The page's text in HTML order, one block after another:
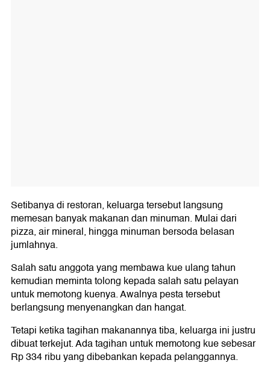
Setibanya di restoran, keluarga tersebut langsung
memesan banyak makanan dan minuman. Mulai dari
pizza, air mineral, hingga minuman bersoda belasan
jumlahnya.
Salah satu anggota yang membawa kue ulang tahun
kemudian meminta tolong kepada salah satu pelayan
untuk memotong kuenya. Awalnya pesta tersebut
berlangsung menyenangkan dan hangat.
Tetapi ketika tagihan makanannya tiba, keluarga ini justru
dibuat terkejut. Ada tagihan untuk memotong kue sebesar
Rp 334 ribu yang dibebankan kepada pelanggannya.